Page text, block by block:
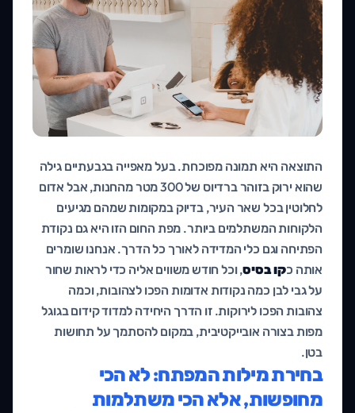
התוצאה היא תמונה מפוכחת. בעל מאפייה בגבעתיים גילה
שהוא ירוק בזוהר ברדיוס של 300 מטר מהחנות, אבל אדום
לחלוטין בכל שאר העיר, בדיוק במקומות שמהם מגיעים
הלקוחות המשתלמים ביותר. מפת החום הזו היא גם נקודת
הפתיחה וגם כלי המדידה לאורך כל הדרך. אנחנו שומרים
אותה כקו בסיס, וכל חודש משווים אליה כדי לראות שחור
על גבי לבן כמה נקודות אדומות הפכו לצהובות, וכמה
צהובות הפכו לירוקות. זו הדרך היחידה למדוד קידום בגוגל
מפות בצורה אובייקטיבית, במקום להסתמך על תחושות
בטן.
בחירת מילות המפתח: לא הכי
מחופשות, אלא הכי משתלמות